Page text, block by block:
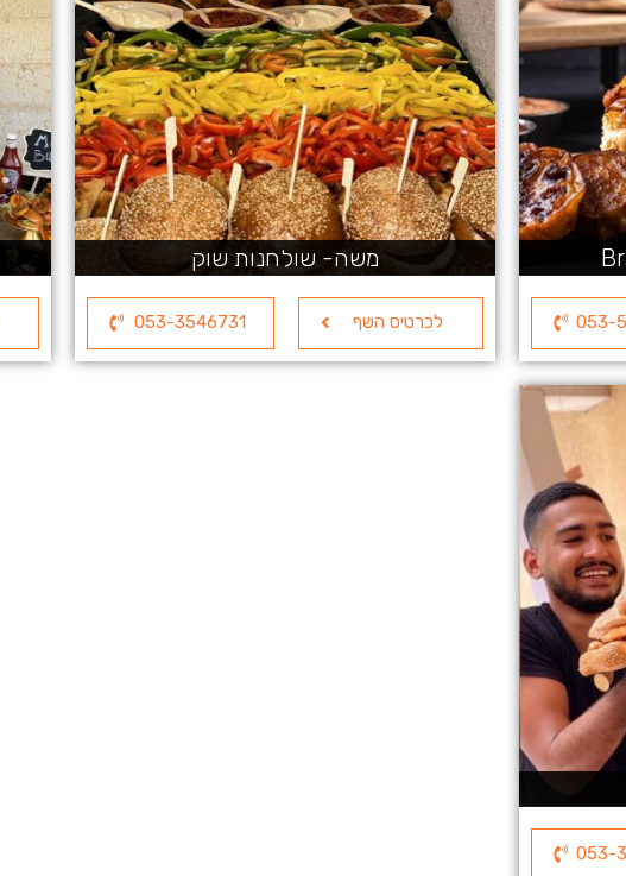
053-
משה- שולחנות שוק
לכרטיס השף 053-3546731
053-